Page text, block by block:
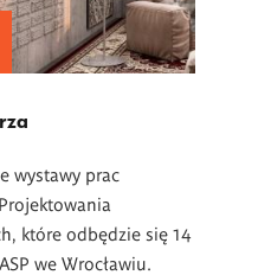
wystawy prac
które odbędzie się 14
we Wrocławiu.